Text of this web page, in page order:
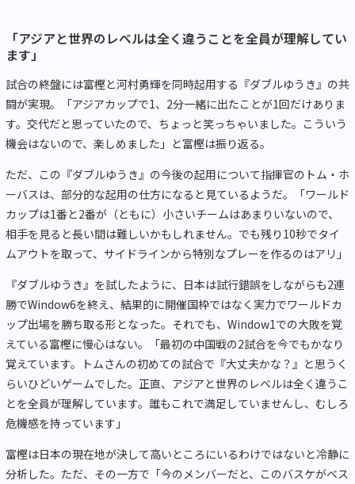
「アジアと世界のレベルは全く違うことを全員が理解してい
ます」
試合の終盤には富樫と河村勇輝を同時起用する『ダブルゆうき』の共
闘が実現。「アジアカップで1、2分一緒に出たことが1回だけありま
す。交代だと思っていたので、ちょっと笑っちゃいました。こういう
機会はないので、楽しめました」と富樫は振り返る。
ただ、この『ダブルゆうき』の今後の起用について指揮官のトム・ホ
ーバスは、部分的な起用の仕方になると見ているようだ。「ワールド
カップは1番と2番が（ともに）小さいチームはあまりいないので、
相手を見ると長い間は難しいかもしれません。でも残り10秒でタイ
ムアウトを取って、サイドラインから特別なプレーを作るのはアリ」
『ダブルゆうき』を試したように、日本は試行錯誤をしながらも2連
勝でWindow6を終え、結果的に開催国枠ではなく実力でワールドカ
ップ出場を勝ち取る形となった。それでも、Window1での大敗を覚
えている富樫に慢心はない。「最初の中国戦の2試合を今でもかなり
覚えています。トムさんの初めての試合で『大丈夫かな？』と思うく
らいひどいゲームでした。正直、アジアと世界のレベルは全く違うこ
とを全員が理解しています。誰もこれで満足していませんし、むしろ
危機感を持っています」
富樫は日本の現在地が決して高いところにいるわけではないと冷静に
分析した。ただ、その一方で「今のメンバーだと、このバスケがベス